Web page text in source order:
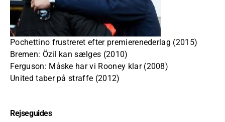
Pochettino frustreret efter premierenederlag (2015)
Bremen: Özil kan sælges (2010)
Ferguson: Måske har vi Rooney klar (2008)
United taber på straffe (2012)
Rejseguides